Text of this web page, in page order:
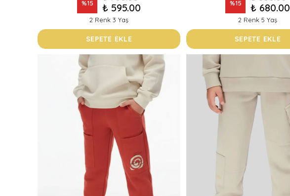
%15
₺ 595.00
2 Renk 3 Yaş
SEPETE EKLE
%15
₺ 680.00
2 Renk 5 Yaş
SEPETE EKLE